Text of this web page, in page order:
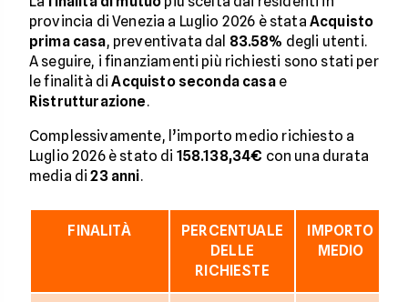
provincia di Venezia a Luglio 2026 è stata Acquisto
prima casa, preventivata dal 83.58% degli utenti.
A seguire, i finanziamenti più richiesti sono stati per
le finalità diAcquisto seconda casae
Ristrutturazione.
Complessivamente, l’importo medio richiesto a
Luglio 2026 è stato di 158.138,34€ con una durata
media di23 anni.
FINALITÀ
PERCENTUALE
DELLE
RICHIESTE
IMPORTO
MEDIO